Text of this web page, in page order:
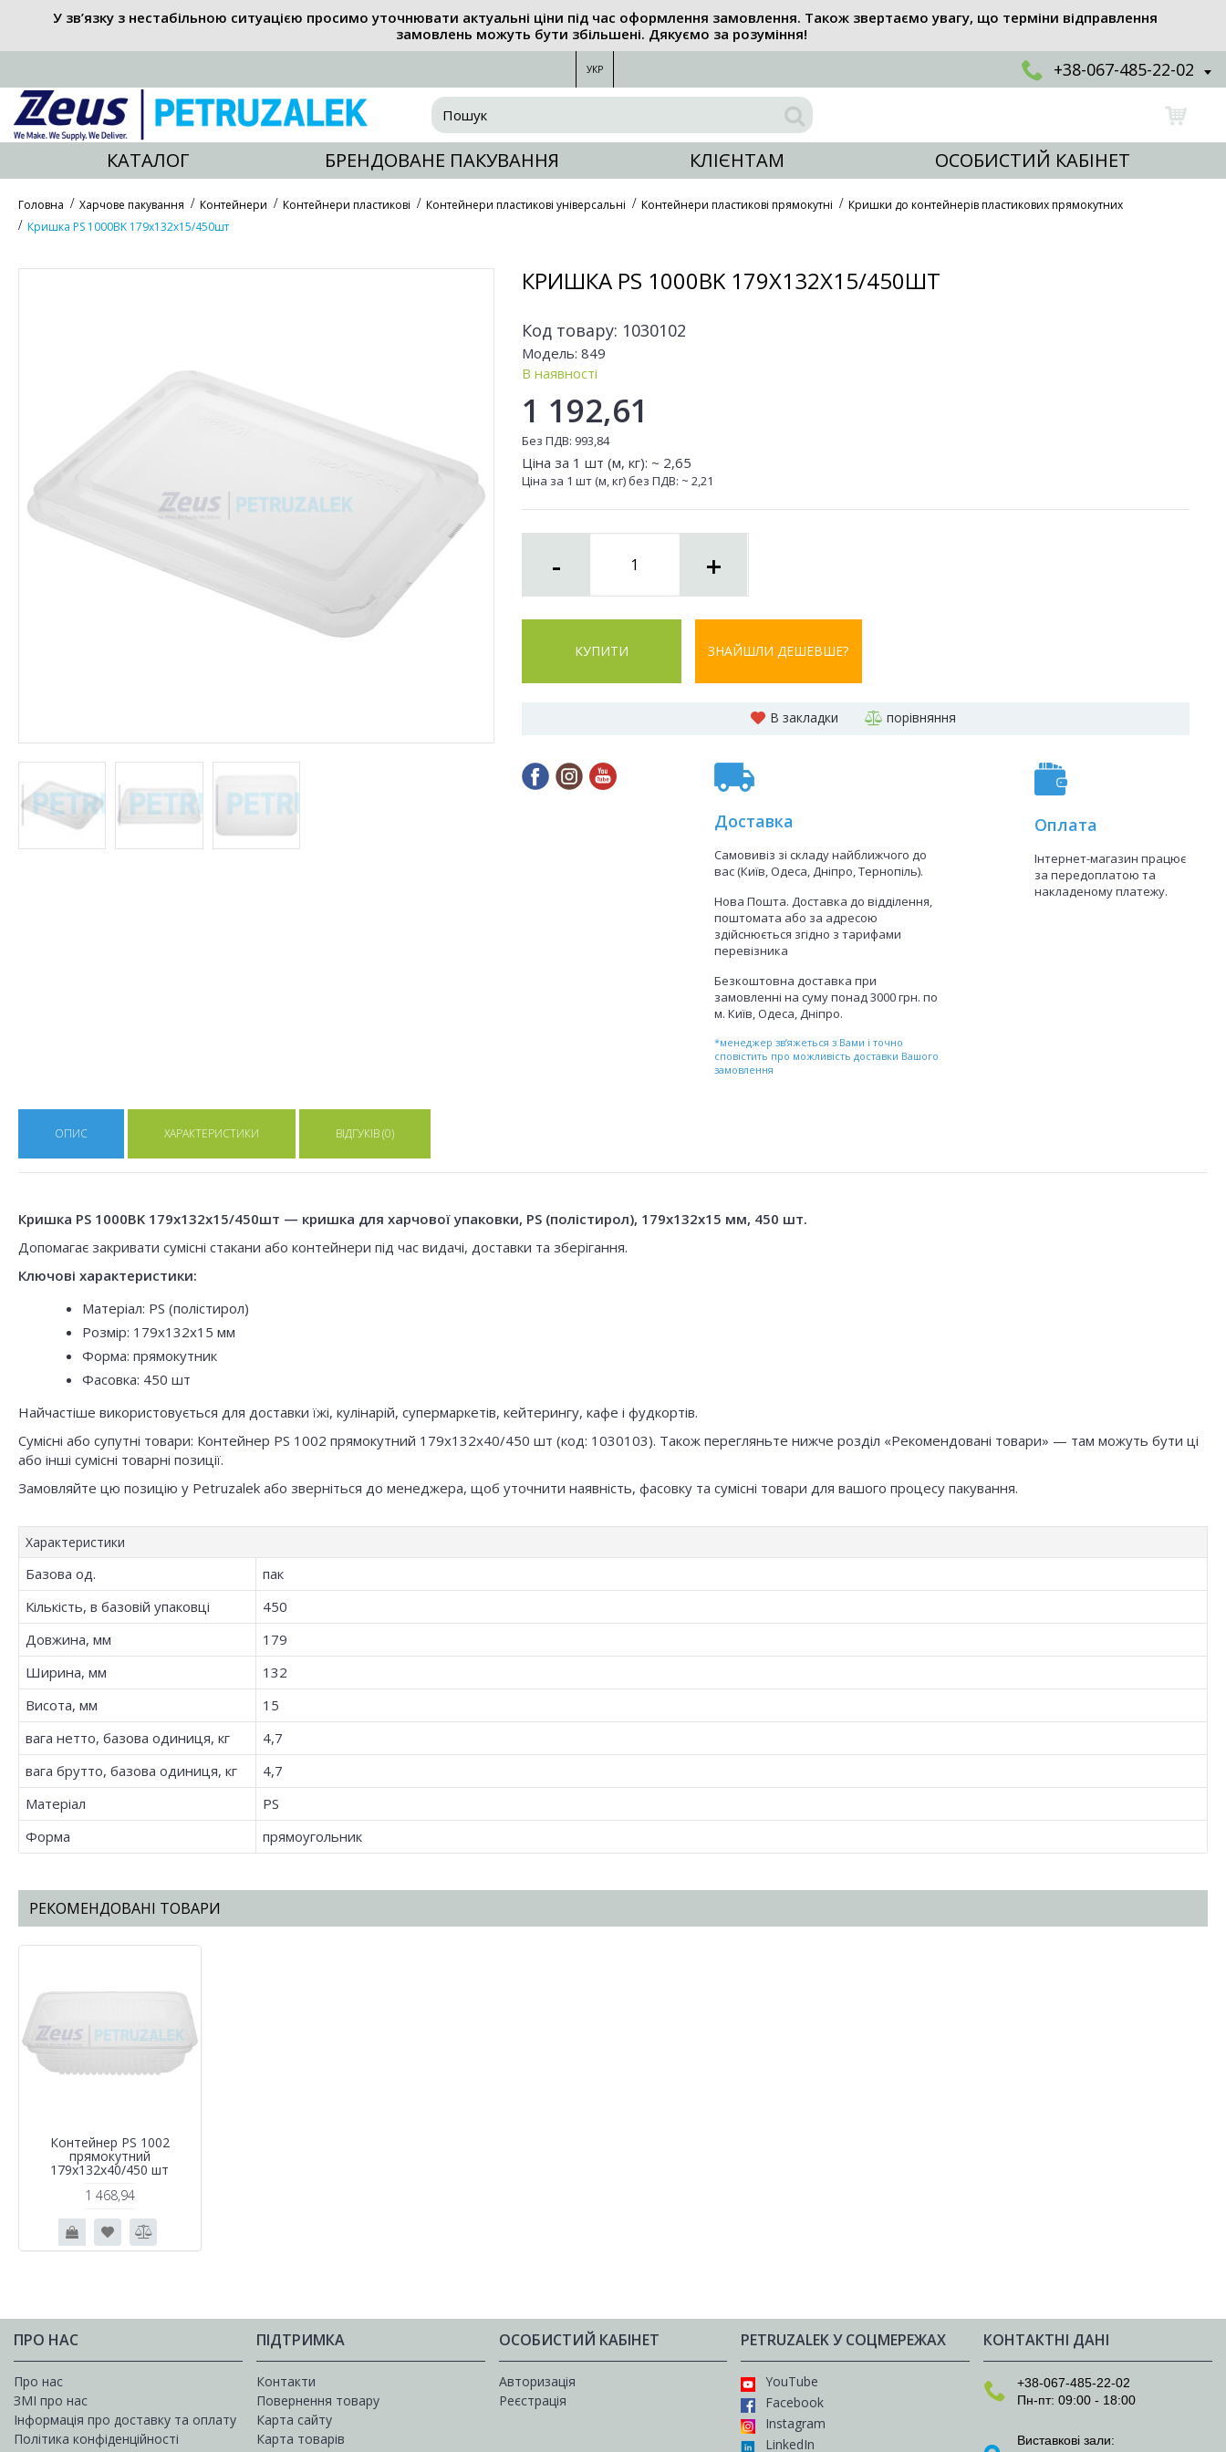
У зв’язку з нестабільною ситуацією просимо уточнювати актуальні ціни під час оформлення замовлення. Також звертаємо увагу, що терміни відправлення
замовлень можуть бути збільшені. Дякуємо за розуміння!
УКР +38-067-485-22-02
КАТАЛОГ БРЕНДОВАНЕ ПАКУВАННЯ КЛІЄНТАМ ОСОБИСТИЙ КАБІНЕТ
Головна Харчове пакування Контейнери Контейнери пластикові Контейнери пластикові універсальні Контейнери пластикові прямокутні
Кришки до контейнерів пластикових прямокутних
Кришка PS 1000BK 179х132х15/450шт
КРИШКА PS 1000BK 179Х132Х15/450ШТ
Код товару: 1030102
Модель: 849
В наявності
1 192,61
Без ПДВ: 993,84
Ціна за 1 шт (м, кг): ~ 2,65
Ціна за 1 шт (м, кг) без ПДВ: ~ 2,21
- +
КУПИТИ ЗНАЙШЛИ ДЕШЕВШЕ?
В закладки порівняння
Доставка
Самовивіз зі складу найближчого до
вас (Київ, Одеса, Дніпро, Тернопіль).
Нова Пошта. Доставка до відділення,
поштомата або за адресою
здійснюється згідно з тарифами
перевізника
Безкоштовна доставка при
замовленні на суму понад 3000 грн. по
м. Київ, Одеса, Дніпро.
*менеджер зв’яжеться з Вами і точно
сповістить про можливість доставки Вашого
замовлення
Оплата
Інтернет-магазин працює
за передоплатою та
накладеному платежу.
ОПИС ХАРАКТЕРИСТИКИ ВІДГУКІВ (0)
Кришка PS 1000BK 179х132х15/450шт — кришка для харчової упаковки, PS (полістирол), 179x132x15 мм, 450 шт.
Допомагає закривати сумісні стакани або контейнери під час видачі, доставки та зберігання.
Ключові характеристики:
Матеріал: PS (полістирол)
Розмір: 179x132x15 мм
Форма: прямокутник
Фасовка: 450 шт
Найчастіше використовується для доставки їжі, кулінарій, супермаркетів, кейтерингу, кафе і фудкортів.
Сумісні або супутні товари: Контейнер PS 1002 прямокутний 179х132х40/450 шт (код: 1030103). Також перегляньте нижче розділ «Рекомендовані товари» — там можуть бути ці
або інші сумісні товарні позиції.
Замовляйте цю позицію у Petruzalek або зверніться до менеджера, щоб уточнити наявність, фасовку та сумісні товари для вашого процесу пакування.
Характеристики
Базова од.
пак
Кількість, в базовій упаковці
450
Довжина, мм
179
Ширина, мм
132
Висота, мм
15
вага нетто, базова одиниця, кг
4,7
вага брутто, базова одиниця, кг
4,7
Матеріал
PS
Форма
прямоугольник
РЕКОМЕНДОВАНІ ТОВАРИ
Контейнер PS 1002
прямокутний
179х132х40/450 шт
1 468,94
ПРО НАС
Про нас
ЗМІ про нас
Інформація про доставку та оплату
Політика конфіденційності
ПІДТРИМКА
Контакти
Повернення товару
Карта сайту
Карта товарів
ОСОБИСТИЙ КАБІНЕТ
Авторизація
Реєстрація
PETRUZALEK У СОЦМЕРЕЖАХ
YouTube
Facebook
Instagram
LinkedIn
КОНТАКТНІ ДАНІ
+38-067-485-22-02
Пн-пт: 09:00 - 18:00
Виставкові зали: